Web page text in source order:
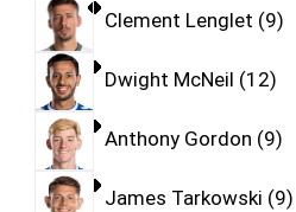
Clement Lenglet 9
Dwight McNeil 12
Anthony Gordon 9
James Tarkowski 9